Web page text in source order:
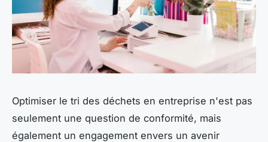
Optimiser le tri des déchets en entreprise n'est pas
seulement une question de conformité, mais
également un engagement envers un avenir